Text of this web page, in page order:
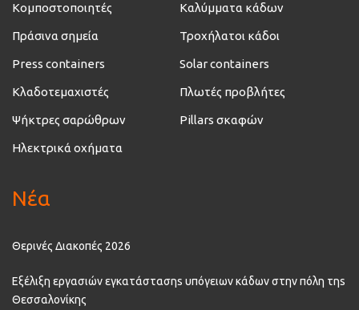
Κομποστοποιητές Καλύμματα κάδων
Πράσινα σημεία Τροχήλατοι κάδοι
Press containers Solar containers
Κλαδοτεμαχιστές Πλωτές προβλήτες
Ψήκτρες σαρώθρων Pillars σκαφών
Ηλεκτρικά οχήματα
Νέα
Θερινές Διακοπές 2026
Εξέλιξη εργασιών εγκατάστασηs υπόγειων κάδων στην πόλη τηs
Θεσσαλονίκης